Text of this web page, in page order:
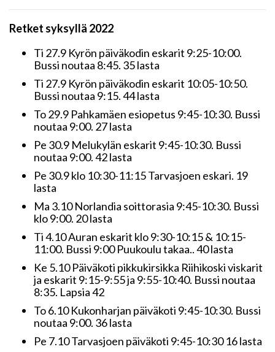
Retket syksyllä 2022
Ti 27.9 Kyrön päiväkodin eskarit 9:25-10:00.
Bussi noutaa 8:45. 35 lasta
Ti 27.9 Kyrön päiväkodin eskarit 10:05-10:50.
Bussi noutaa 9:15. 44 lasta
To 29.9 Pahkamäen esiopetus 9:45-10:30. Bussi
noutaa 9:00. 27 lasta
Pe 30.9 Melukylän eskarit 9:45-10:30. Bussi
noutaa 9:00. 42 lasta
Pe 30.9 klo 10:30-11:15 Tarvasjoen eskari. 19
lasta
Ma 3.10 Norlandia soittorasia 9:45-10:30. Bussi
klo 9:00. 20 lasta
Ti 4.10 Auran eskarit klo 9:30-10:15 & 10:15-
11:00. Bussi 9:00 Puukoulu takaa.. 40 lasta
Ke 5.10 Päiväkoti pikkukirsikka Riihikoski viskarit
ja eskarit 9:15-9:55 ja 9:55-10:40. Bussi noutaa
8:35. Lapsia 42
To 6.10 Kukonharjan päiväkoti 9:45-10:30. Bussi
noutaa 9:00. 36 lasta
Pe 7.10 Tarvasjoen päiväkoti 9:45-10:30 16 lasta